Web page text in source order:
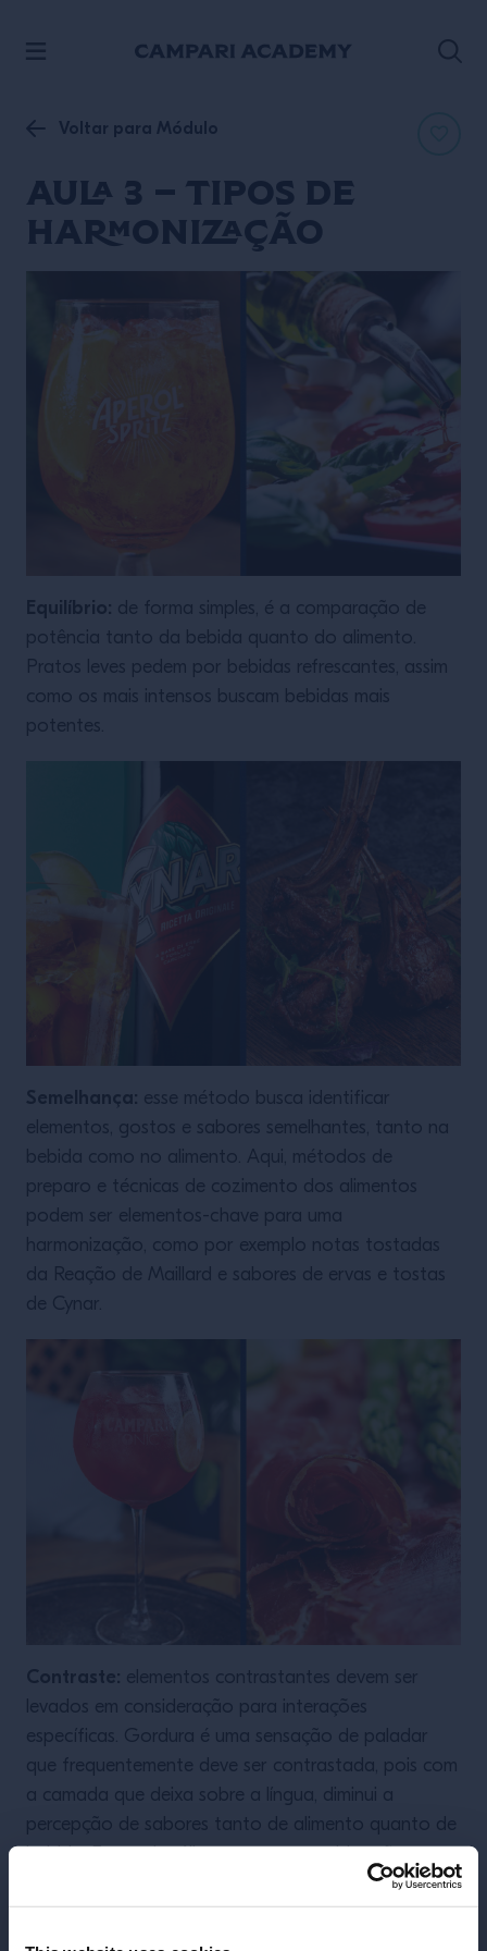
Voltar para Módulo
Aula 3 – Tipos de
harmonização
Equilíbrio: de forma simples, é a comparação de
potência tanto da bebida quanto do alimento.
Pratos leves pedem por bebidas refrescantes, assim
como os mais intensos buscam bebidas mais
potentes.
Semelhança: esse método busca identificar
elementos, gostos e sabores semelhantes, tanto na
bebida como no alimento. Aqui, métodos de
preparo e técnicas de cozimento dos alimentos
podem ser elementos-chave para uma
harmonização, como por exemplo notas tostadas
da Reação de Maillard e sabores de ervas e tostas
de Cynar.
Contraste: elementos contrastantes devem ser
levados em consideração para interações
específicas. Gordura é uma sensação de paladar
que frequentemente deve ser contrastada, pois com
a camada que deixa sobre a língua, diminui a
percepção de sabores tanto de alimento quanto de
caminhos para se buscar esse contraste. Umami
contrasta com tosta e torra. Porém, é importante
que uma parte não se sobreponha à outra.